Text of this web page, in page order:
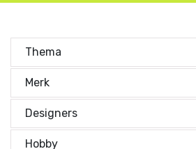
Thema
Kies je thema's
Kies je thema's
Dieren
Kids(1)
Merk
Designers
Designers
Hobby